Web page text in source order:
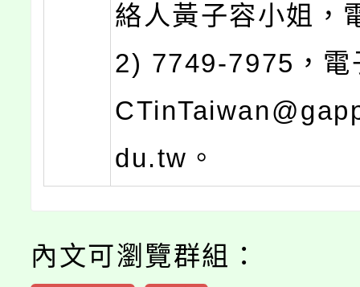
絡人黃子容小姐，
2) 7749-7975，電
du.tw。
內文可瀏覽群組：